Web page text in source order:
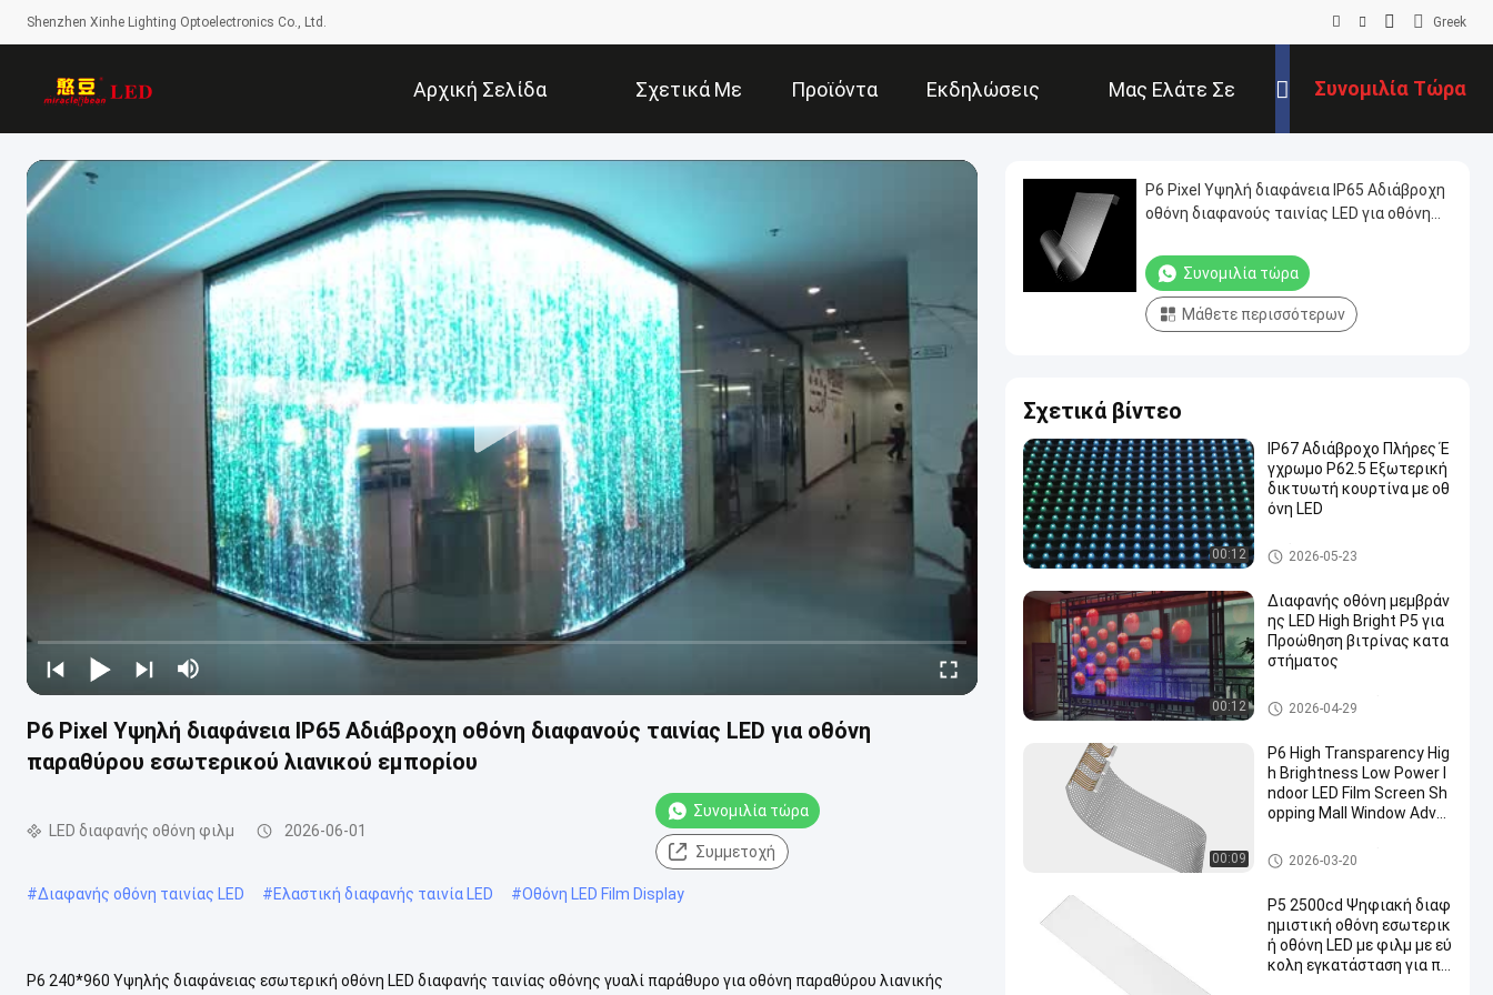
Shenzhen Xinhe Lighting Optoelectronics Co., Ltd. Greek
Αρχική Σελίδα Σχετικά Με Προϊόντα Εκδηλώσεις Μας Ελάτε Σε
Επαφή Με
Συνομιλία Τώρα
P6 Pixel Υψηλή διαφάνεια IP65 Αδιάβροχη οθόνη διαφανούς ταινίας LED για οθόνη
παραθύρου εσωτερικού λιανικού εμπορίου
LED διαφανής οθόνη φιλμ 2026-06-01
Συνομιλία τώρα
Συμμετοχή
#Διαφανής οθόνη ταινίας LED #Ελαστική διαφανής ταινία LED #Οθόνη LED Film Display
P6 240*960 Υψηλής διαφάνειας εσωτερική οθόνη LED διαφανής ταινίας οθόνης γυαλί παράθυρο για οθόνη παραθύρου λιανικής
P6 Pixel Υψηλή διαφάνεια IP65 Αδιάβροχη
οθόνη διαφανούς ταινίας LED για οθόνη
εμπορίου
Συνομιλία τώρα
Μάθετε περισσότερων
Σχετικά βίντεο
00:12
IP67 Αδιάβροχο Πλήρες Έ
γχρωμο P62.5 Εξωτερική
δικτυωτή κουρτίνα με οθ
όνη LED
Οθόνη LED Mesh
2026-05-23
00:12
Διαφανής οθόνη μεμβράν
ης LED High Bright P5 για
Προώθηση βιτρίνας κατα
στήματος
LED διαφανής οθόνη φιλμ
2026-04-29
00:09
P6 High Transparency Hig
h Brightness Low Power I
ndoor LED Film Screen Sh
opping Mall Window Adver
LED διαφανής οθόνη φιλμ
2026-03-20
P5 2500cd Ψηφιακή διαφ
ημιστική οθόνη εσωτερικ
ή οθόνη LED με φιλμ με εύ
κολη εγκατάσταση για πα